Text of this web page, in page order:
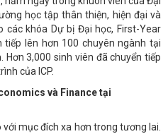
học tập thân thiện, hiện đại và
các khóa Dự bị Đại học, First-Year
tiếp lên hơn 100 chuyên ngành tại
3,000 sinh viên đã chuyển tiếp
của ICP.
và Finance tại
mục đích xa hơn trong tương lai.